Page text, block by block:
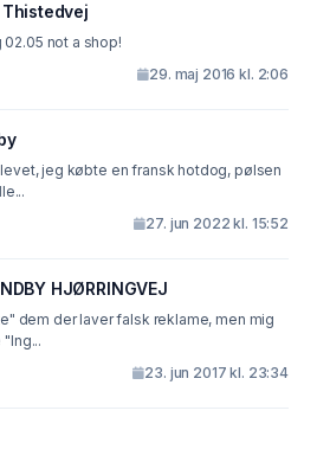
not a shop!
29. maj 2016 kl. 2:06
jeg købte en fransk hotdog, pølsen
27. jun 2022 kl. 15:52
HJØRRINGVEJ
dem der laver falsk reklame, men mig
23. jun 2017 kl. 23:34